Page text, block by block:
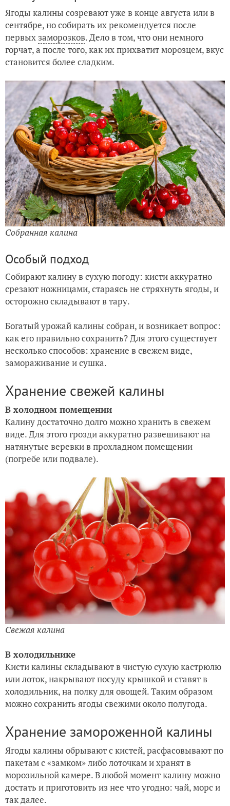
Ягоды калины созревают уже в конце августа или в
сентябре, но собирать их рекомендуется после
первых заморозков. Дело в том, что они немного
горчат, а после того, как их прихватит морозцем, вкус
становится более сладким.
Собранная калина
Особый подход
Собирают калину в сухую погоду: кисти аккуратно
срезают ножницами, стараясь не стряхнуть ягоды, и
осторожно складывают в тару.
Богатый урожай калины собран, и возникает вопрос:
как его правильно сохранить? Для этого существует
несколько способов: хранение в свежем виде,
замораживание и сушка.
Хранение свежей калины
В холодном помещении
Калину достаточно долго можно хранить в свежем
виде. Для этого грозди аккуратно развешивают на
натянутые веревки в прохладном помещении
(погребе или подвале).
Свежая калина
В холодильнике
Кисти калины складывают в чистую сухую кастрюлю
или лоток, накрывают посуду крышкой и ставят в
холодильник, на полку для овощей. Таким образом
можно сохранить ягоды свежими около полугода.
Хранение замороженной калины
Ягоды калины обрывают с кистей, расфасовывают по
пакетам с «замком» либо лоточкам и хранят в
морозильной камере. В любой момент калину можно
достать и приготовить из нее что угодно: чай, морс и
так далее.